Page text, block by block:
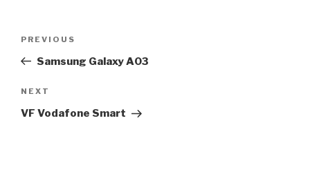
Previous
Post
PREVIOUS
Samsung Galaxy A03
Next
Post
NEXT
VF Vodafone Smart